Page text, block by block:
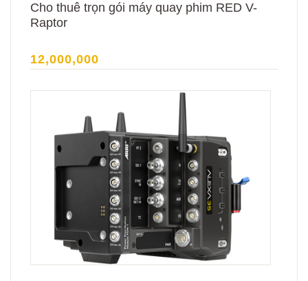
Cho thuê trọn gói máy quay phim RED V-
Raptor
12,000,000